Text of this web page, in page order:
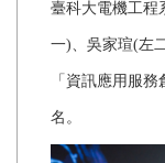
臺科大電機工程
一)、吳家瑄(左
「資訊應用服
名。